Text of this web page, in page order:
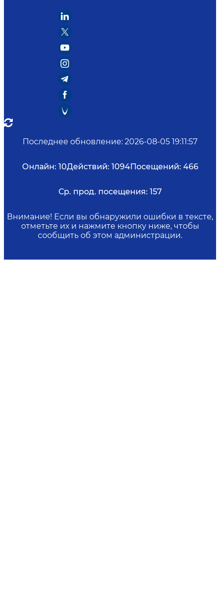
Последнее обновление: 2026-08-05 19:11:57
Онлайн: 10Действий: 1094Посещений: 466
Ср. прод. посещения: 157
Внимание! Если вы обнаружили ошибки в тексте,
отметьте их и нажмите кнопку ниже, чтобы
сообщить об этом администрации.